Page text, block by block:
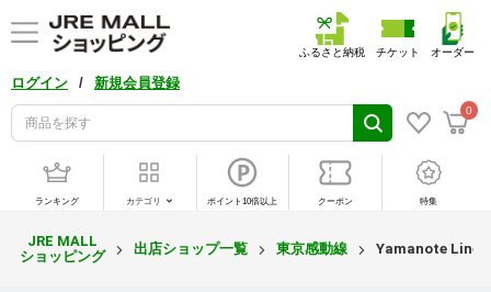
ログイン / 新規会員登録
0
ふるさと納税 チケット オーダー
ランキング カテゴリ ポイント10倍以上 クーポン 特集
JRE MALL
ショッピング
出店ショップ一覧 東京感動線 Yamanote Line